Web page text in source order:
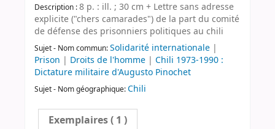
Description :8 p. : ill. ; 30 cm + Lettre sans adresse
explicite ("chers camarades") de la part du comité
de défense des prisonniers politiques au chili
Sujet - Nom commun:Solidarité internationale |
Prison | Droits de l'homme | Chili 1973-1990 :
Dictature militaire d'Augusto Pinochet
Sujet - Nom géographique:Chili
Exemplaires( 1 )